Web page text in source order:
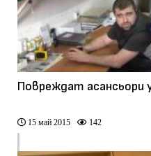
Повреждат асансьори
15 май 2015 142